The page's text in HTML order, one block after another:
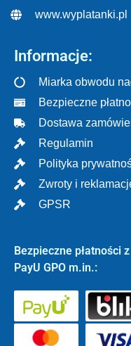
www.wyplatanki.pl
Informacje:
Miarka obwodu
Bezpieczne
Dostawa
Regulamin
Polityka
Zwroty i
GPSR
Bezpieczne płatności z
PayU GPO m.in.: